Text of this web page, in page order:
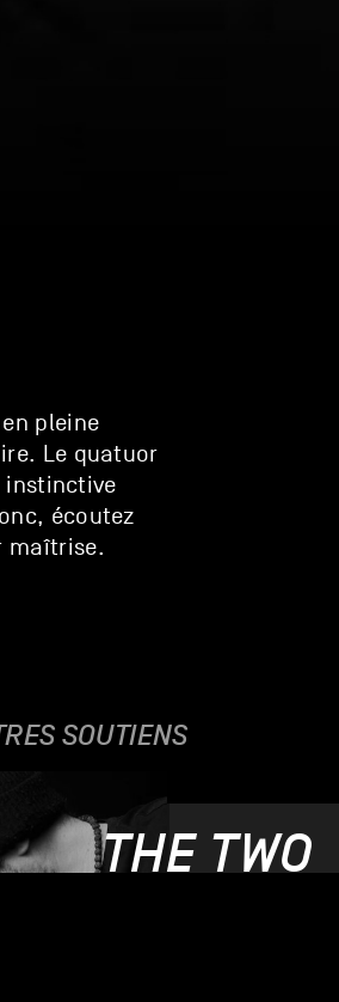
pleine
Le quatuor
instinctive
écoutez
maîtrise.
SOUTIENS
THE TWO